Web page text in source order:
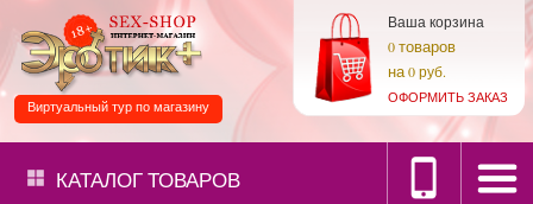
Ваша корзина
0товаров
на0 руб.
ОФОРМИТЬ ЗАКАЗ
Виртуальный тур по магазину
КАТАЛОГТОВАРОВ